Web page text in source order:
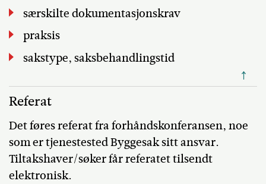
særskilte dokumentasjonskrav
praksis
sakstype, saksbehandlingstid
↑
Referat
Det føres referat fra forhåndskonferansen, noe
som er tjenestested Byggesak sitt ansvar.
Tiltakshaver/søker får referatet tilsendt
elektronisk.